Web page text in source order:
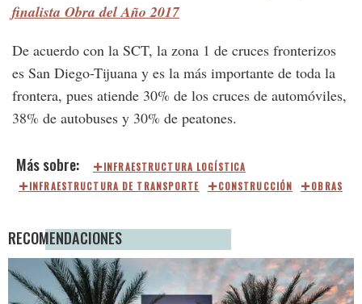
finalista Obra del Año 2017
De acuerdo con la SCT, la zona 1 de cruces fronterizos
es San Diego-Tijuana y es la más importante de toda la
frontera, pues atiende 30% de los cruces de automóviles,
38% de autobuses y 30% de peatones.
INFRAESTRUCTURA LOGÍSTICA
INFRAESTRUCTURA DE TRANSPORTE
CONSTRUCCIÓN OBRAS
RECOMENDACIONES